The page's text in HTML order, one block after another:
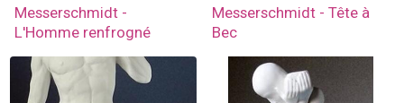
Messerschmidt -
L'Homme renfrogné
Messerschmidt - Tête à
Bec